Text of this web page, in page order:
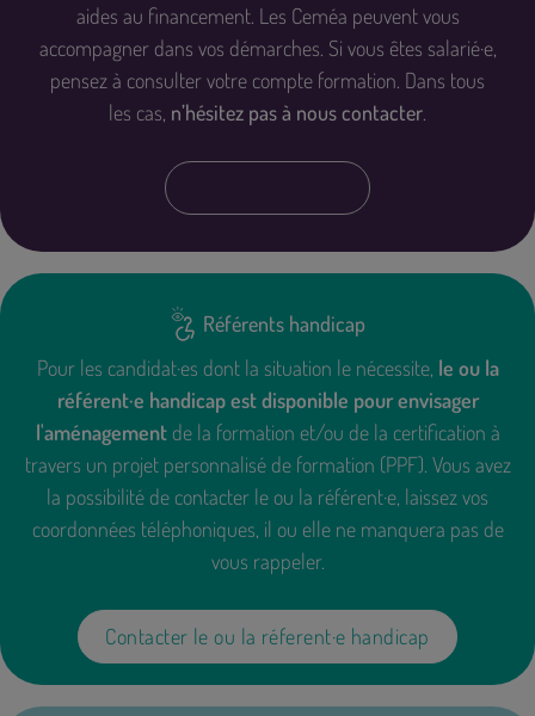
aides au financement. Les Ceméa peuvent vous
accompagner dans vos démarches. Si vous êtes salarié·e,
pensez à consulter votre compte formation. Dans tous
les cas, n’hésitez pas à nous contacter.
Référents handicap
Pour les candidat·es dont la situation le nécessite, le ou la
référent·e handicap est disponible pour envisager
l'aménagementde la formation et/ou de la certification à
travers un projet personnalisé de formation (PPF). Vous avez
la possibilité de contacter le ou la référent·e, laissez vos
coordonnées téléphoniques, il ou elle ne manquera pas de
vous rappeler.
Contacter le ou la réferent·e handicap